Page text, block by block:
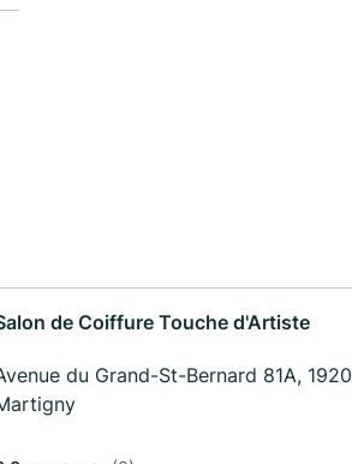
de Coiffure Touche d'Artiste
du Grand-St-Bernard 81A, 1920